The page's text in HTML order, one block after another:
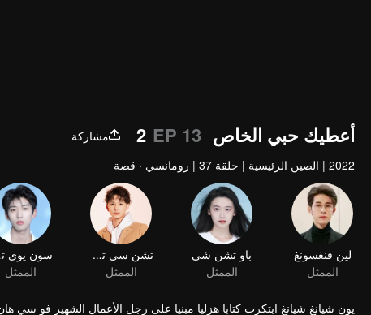
أعطيك حبي الخاص 2 EP 13
مشاركة
2022
| الصين الرئيسية | حلقة 37 | رومانسي · قصة
لين فنغسونغ
الممثل
باو تشن شي
الممثل
تشن سي تشي
الممثل
الممثل
يون شيانغ شيانغ ابتكرت كتابا هزليا مبنيا على رجل الأعمال الشهير فو